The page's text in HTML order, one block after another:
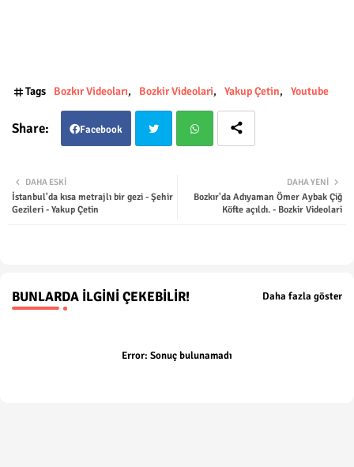
Tags Bozkır Videoları Bozkir Videolari Yakup Çetin Youtube
Facebook
ter tsap
DAHA YENI
Bozkır'da Adıyaman Ömer Aybak Çiğ
Köfte açıldı. - Bozkir Videolari
DAHA ESKI
İstanbul'da kısa metrajlı bir gezi - Şehir
Gezileri - Yakup Çetin
BUNLARDA İLGINI ÇEKEBILIR! Daha fazla göster
Error: Sonuç bulunamadı